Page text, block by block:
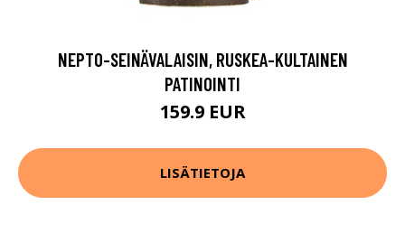
NEPTO-SEINÄVALAISIN, RUSKEA-KULTAINEN
PATINOINTI
159.9 EUR
LISÄTIETOJA